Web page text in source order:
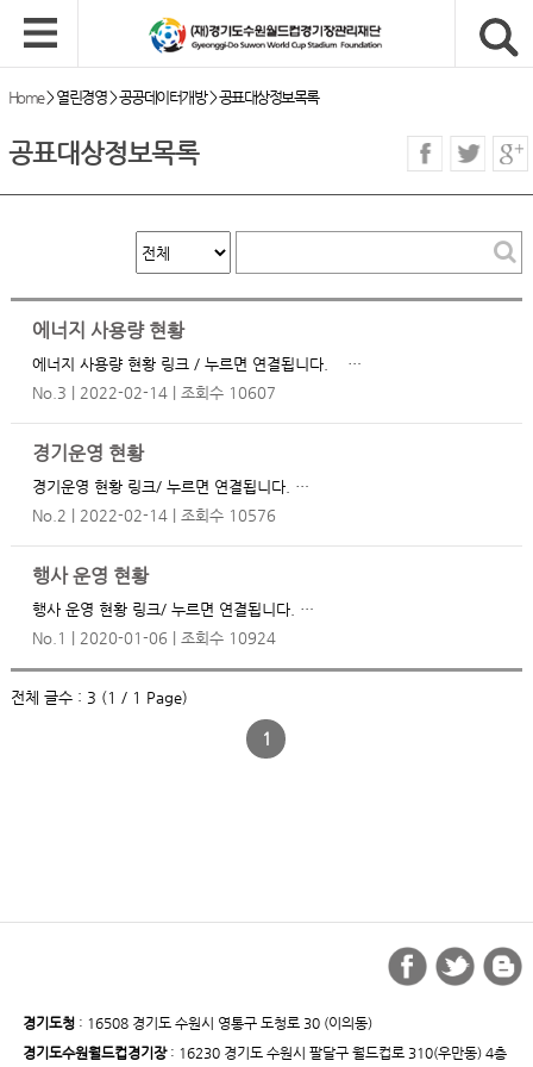
Home>열린경영>공공데이터개방>공표대상정보목록
공표대상정보목록
에너지 사용량 현황
에너지 사용량 현황 링크 / 누르면 연결됩니다. …
No.3
2022-02-14 조회수 10607
경기운영 현황
경기운영 현황 링크/ 누르면 연결됩니다. …
No.2
2022-02-14 조회수 10576
행사 운영 현황
행사 운영 현황 링크/ 누르면 연결됩니다. …
No.1
2020-01-06 조회수 10924
전체 글수 : 3 (1 / 1 Page)
1
경기도청: 16508 경기도 수원시 영통구 도청로 30 (이의동)
경기도수원월드컵경기장: 16230 경기도 수원시 팔달구 월드컵로 310(우만동) 4층